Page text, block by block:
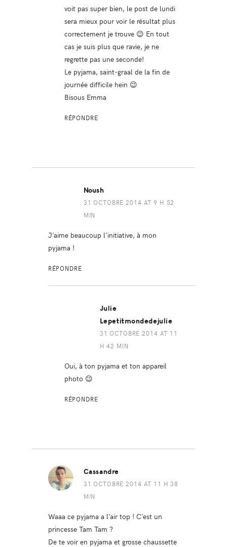
voit pas super bien, le post de lundi
sera mieux pour voir le résultat plus
correctement je trouve 😉 En tout
cas je suis plus que ravie, je ne
regrette pas une seconde!
Le pyjama, saint-graal de la fin de
journée difficile hein 😉
Bisous Emma
RÉPONDRE
Noush
31 OCTOBRE 2014 AT 9 H 52
MIN
J’aime beaucoup l’initiative, à mon
pyjama !
RÉPONDRE
Julie
Lepetitmondedejulie
31 OCTOBRE 2014 AT 11
H 42 MIN
Oui, à ton pyjama et ton appareil
photo 😉
RÉPONDRE
Cassandre
31 OCTOBRE 2014 AT 11 H 38
MIN
Waaa ce pyjama a l’air top ! C’est un
princesse Tam Tam ?
De te voir en pyjama et grosse chaussette